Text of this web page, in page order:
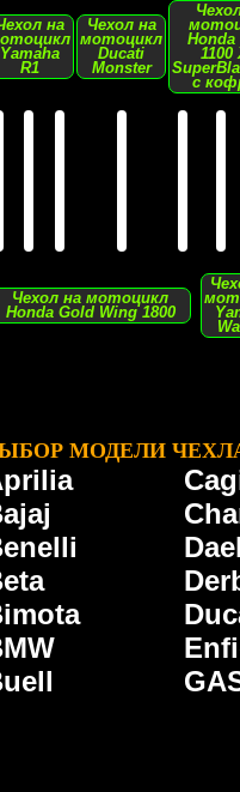
на
Yamaha
R1
Чехол на
мотоцикл
Ducati
Monster
Honda
1100
с
Чехол на мотоцикл
Honda Gold Wing 1800
МОДЕЛИ